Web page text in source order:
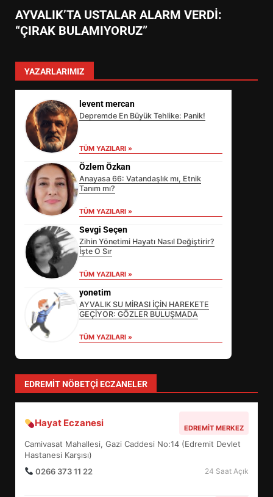
AYVALIK’TA USTALAR ALARM VERDİ:
“ÇIRAK BULAMIYORUZ”
YAZARLARIMIZ
levent mercan
Depremde En Büyük Tehlike: Panik!
TÜM YAZILARI »
Özlem Özkan
Anayasa 66: Vatandaşlık mı, Etnik
Tanım mı?
TÜM YAZILARI »
Sevgi Seçen
Zihin Yönetimi Hayatı Nasıl Değiştirir?
İşte O Sır
TÜM YAZILARI »
yonetim
AYVALIK SU MİRASI İÇİN HAREKETE
GEÇİYOR: GÖZLER BULUŞMADA
TÜM YAZILARI »
EDREMIT NÖBETÇI ECZANELER
Hayat Eczanesi EDREMIT MERKEZ
Camivasat Mahallesi, Gazi Caddesi No:14 (Edremit Devlet
Hastanesi Karşısı)
0266 373 11 22
24 Saat Açık
SİBER VATAN’DA NEFES KESEN
YARI FİNAL! 24 GENÇ YARIŞTI
4
5
EMİRHAN BOZ MİLLİ TAKIMDA!
HAYALİ GERÇEK OLDU